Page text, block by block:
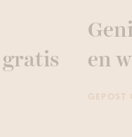
gratis
en